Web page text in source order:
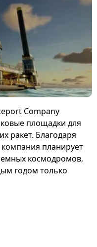
Company
площадки для
ракет. Благодаря
планирует
космодромов,
годом только